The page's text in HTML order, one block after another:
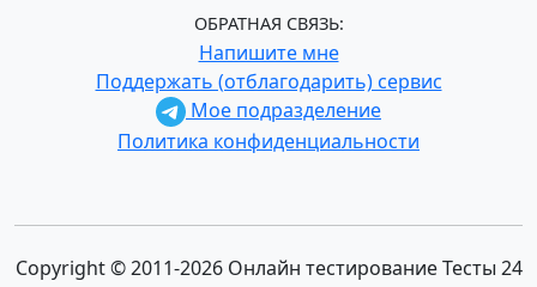
ОБРАТНАЯ СВЯЗЬ:
Напишите мне
Поддержать (отблагодарить) сервис
Мое подразделение
Политика конфиденциальности
Copyright © 2011-2026 Онлайн тестирование Тесты 24